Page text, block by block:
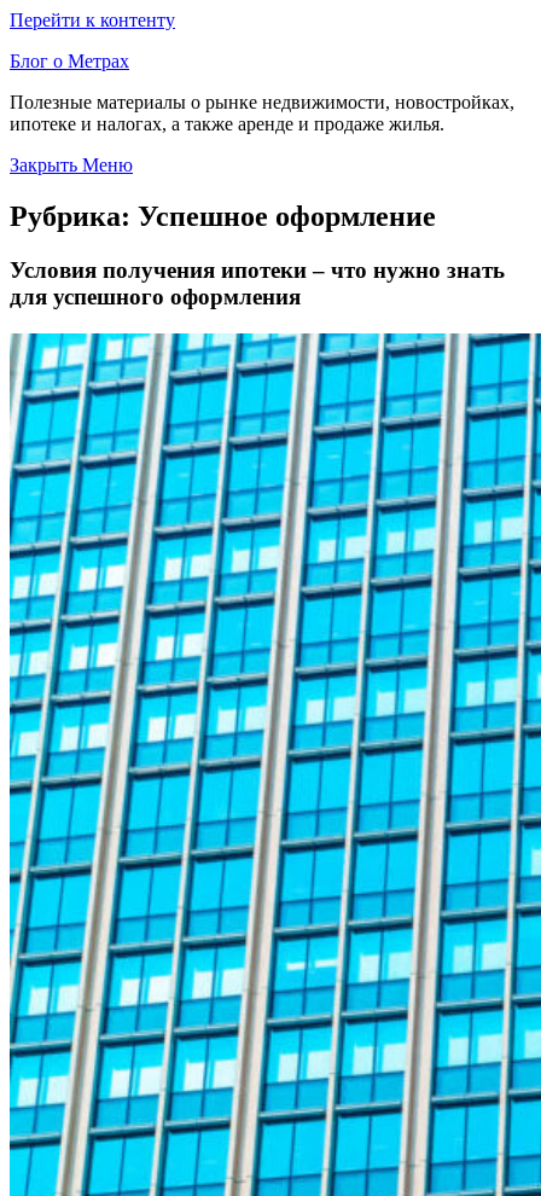
Перейти к контенту
Блог о Метрах
Полезные материалы о рынке недвижимости, новостройках,
ипотеке и налогах, а также аренде и продаже жилья.
Закрыть Меню
Рубрика: Успешное оформление
Условия получения ипотеки – что нужно знать
для успешного оформления